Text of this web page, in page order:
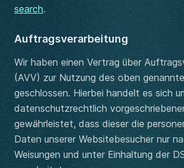
search.
Auftragsverarbeitung
Wir haben einen Vertrag über
(AVV) zur Nutzung des oben
geschlossen. Hierbei handelt es sich
datenschutzrechtlich
gewährleistet, dass dieser die
Daten unserer Websitebesucher nur
Weisungen und unter Einhaltung der